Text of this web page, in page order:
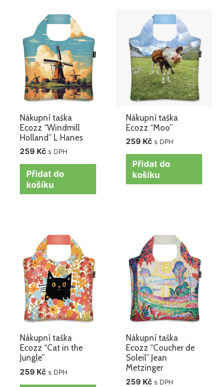
Nákupní taška
Ecozz “Windmill
Holland” L Hanes
259 Kč s DPH
Přidat do
košíku
Nákupní taška
Ecozz “Moo”
259 Kč s DPH
Přidat do
košíku
Nákupní taška
Ecozz “Cat in the
Jungle”
259 Kč s DPH
Nákupní taška
Ecozz “Coucher de
Soleil” Jean
Metzinger
259 Kč s DPH